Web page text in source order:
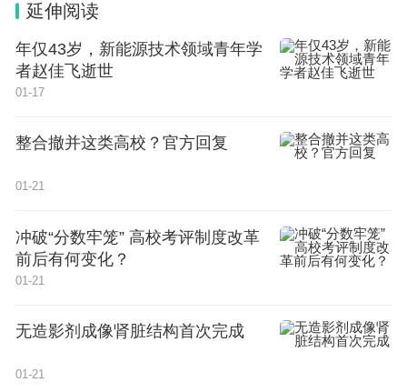
患者超过1000人次，靠人来核查不可能管得过来，
有了住院行为智能监控平台，有效防范了冒名顶替住
院等医保违规现象。
过去的专家抽查(检查比例不足1%)，转变为机器实
时筛查(检查比例100%)，每份病历审核耗时不到0.1
这样一来，既解决了原来靠人工抽查的“大海捞针”式
窘境，又提升基金监管和审核、稽核的精准性和医学
专业性，极大地破解医保基金监管长期存在的“人力
延伸阅读
年仅43岁，新能源技术领域青年学
者赵佳飞逝世
01-17
整合撤并这类高校？官方回复
01-21
冲破“分数牢笼” 高校考评制度改革
前后有何变化？
01-21
无造影剂成像肾脏结构首次完成
01-21